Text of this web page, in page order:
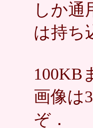
しか通
は持ち
100KB
画像は
ぞ．